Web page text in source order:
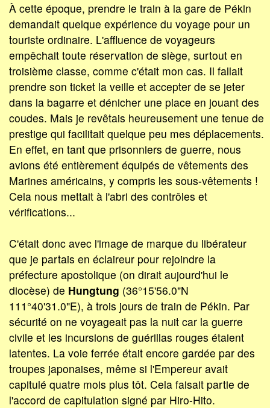
À cette époque, prendre le train à la gare de Pékin
demandait quelque expérience du voyage pour un
touriste ordinaire. L'affluence de voyageurs
empêchait toute réservation de siège, surtout en
troisième classe, comme c'était mon cas. Il fallait
prendre son ticket la veille et accepter de se jeter
dans la bagarre et dénicher une place en jouant des
coudes. Mais je revêtais heureusement une tenue de
prestige qui facilitait quelque peu mes déplacements.
En effet, en tant que prisonniers de guerre, nous
avions été entièrement équipés de vêtements des
Marines américains, y compris les sous-vêtements !
Cela nous mettait à l'abri des contrôles et
vérifications...
C'était donc avec l'image de marque du libérateur
que je partais en éclaireur pour rejoindre la
préfecture apostolique (on dirait aujourd'hui le
diocèse) de Hungtung (36°15'56.0"N
111°40'31.0"E), à trois jours de train de Pékin. Par
sécurité on ne voyageait pas la nuit car la guerre
civile et les incursions de guérillas rouges étaient
latentes. La voie ferrée était encore gardée par des
troupes japonaises, même si l'Empereur avait
capitulé quatre mois plus tôt. Cela faisait partie de
l'accord de capitulation signé par Hiro-Hito.